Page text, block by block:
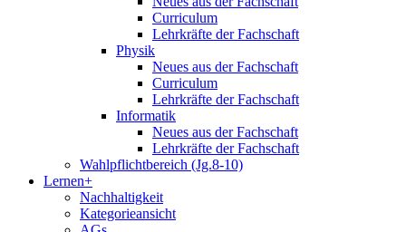
Curriculum
Lehrkräfte der Fachschaft
Physik
Neues aus der Fachschaft
Curriculum
Lehrkräfte der Fachschaft
Informatik
Neues aus der Fachschaft
Lehrkräfte der Fachschaft
Wahlpflichtbereich (Jg.8-10)
Lernen+
Nachhaltigkeit
Kategorieansicht